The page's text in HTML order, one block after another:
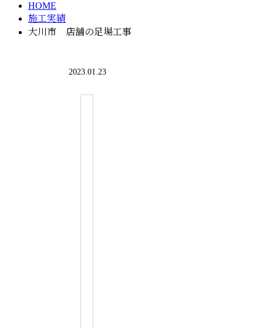
メールフォーム
HOME
施工実績
大川市 店舗の足場工事
2023.01.23